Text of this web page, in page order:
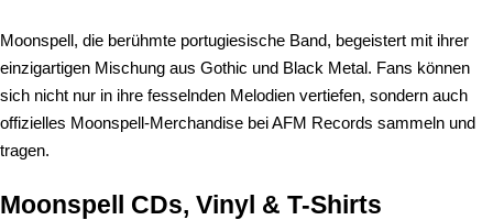
Moonspell, die berühmte portugiesische Band, begeistert mit ihrer
einzigartigen Mischung aus Gothic und Black Metal. Fans können
sich nicht nur in ihre fesselnden Melodien vertiefen, sondern auch
offizielles Moonspell-Merchandise bei AFM Records sammeln und
tragen.
Moonspell CDs, Vinyl & T-Shirts